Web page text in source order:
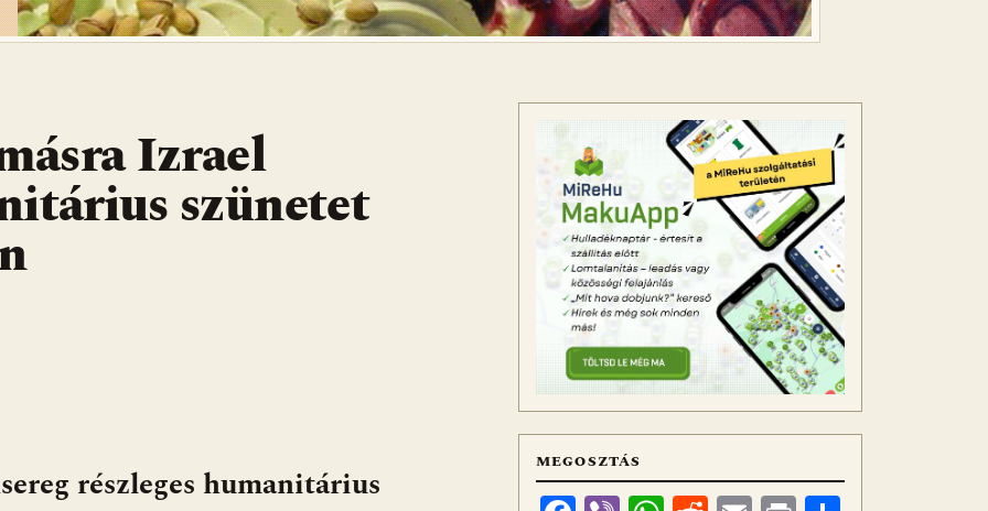
Izrael
szünetet
részleges humanitárius
MEGOSZTÁS